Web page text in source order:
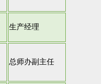
生产经理
总师办副主任